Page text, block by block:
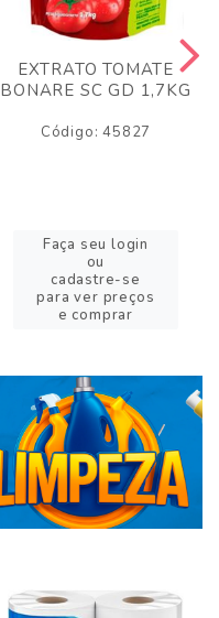
EXTRATO TOMATE
BONARE SC GD 1,7KG
Código: 45827
Faça seu login
ou
cadastre-se
para ver preços
e comprar